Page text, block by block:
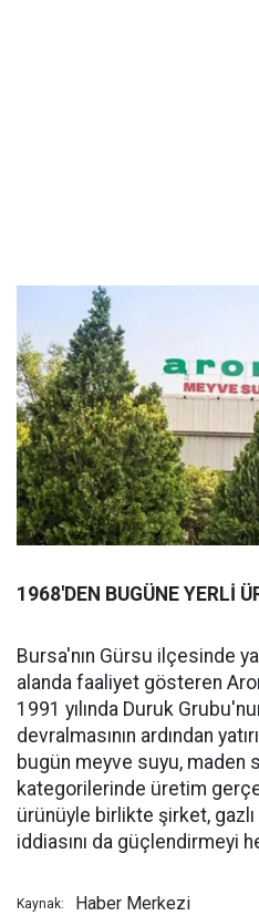
1968'DEN BUGÜNE YERLİ
Bursa'nın Gürsu ilçesinde
alanda faaliyet gösteren
1991 yılında Duruk
devralmasının ardından
bugün meyve suyu,
kategorilerinde üretim
ürünüyle birlikte şirket,
iddiasını da güçlendirmeyi
Kaynak: Haber Merkezi